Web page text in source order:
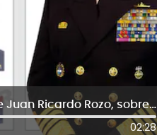
Comandante de la Armada Nacional, el almirante Juan Ricardo Rozo, sobre quema de material electoral
02:28